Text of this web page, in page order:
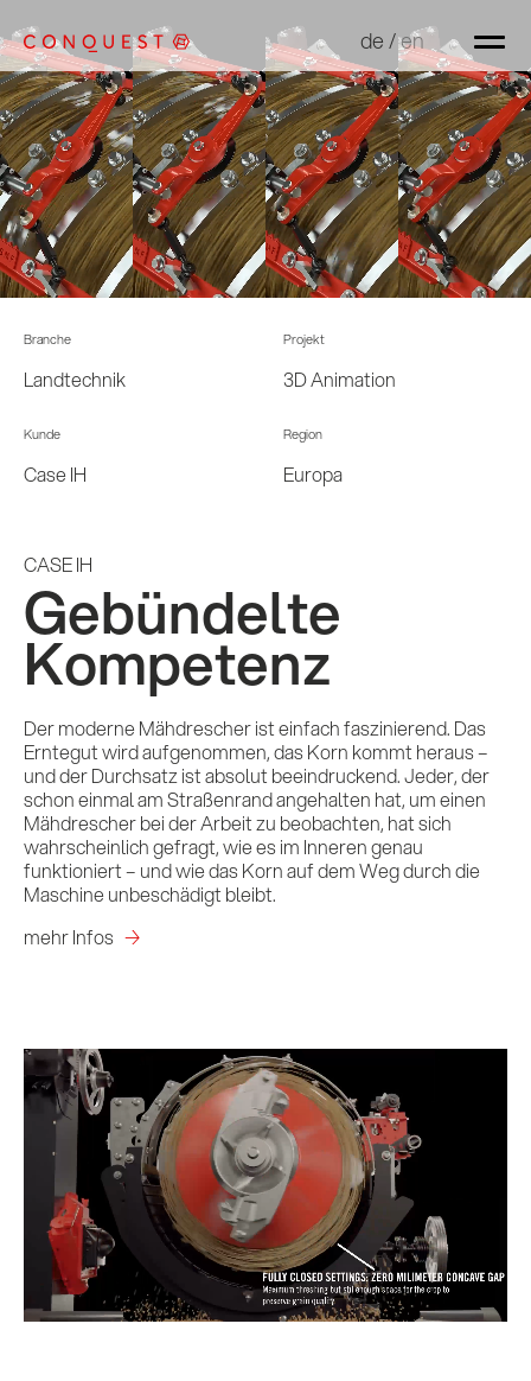
de/en
de/en
Branche
Landtechnik
Projekt
3D Animation
Kunde
Case IH
Region
Europa
CASE IH
Gebündelte
Kompetenz
Der moderne Mähdrescher ist einfach faszinierend. Das
Erntegut wird aufgenommen, das Korn kommt heraus –
und der Durchsatz ist absolut beeindruckend. Jeder, der
schon einmal am Straßenrand angehalten hat, um einen
Mähdrescher bei der Arbeit zu beobachten, hat sich
wahrscheinlich gefragt, wie es im Inneren genau
funktioniert – und wie das Korn auf dem Weg durch die
Maschine unbeschädigt bleibt.
mehr Infos